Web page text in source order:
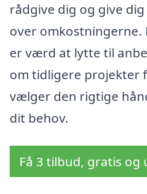
rådgive dig og give
over omkostningerne.
er værd at lytte til
om tidligere projekter
vælger den rigtige
dit behov.
Få 3 tilbud, gratis